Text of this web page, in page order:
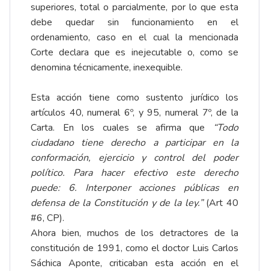
superiores, total o parcialmente, por lo que esta
debe quedar sin funcionamiento en el
ordenamiento, caso en el cual la mencionada
Corte declara que es inejecutable o, como se
denomina técnicamente, inexequible.
Esta acción tiene como sustento jurídico los
artículos 40, numeral 6º, y 95, numeral 7º, de la
Carta. En los cuales se afirma que
“Todo
ciudadano tiene derecho a
participar en la
conformación, ejercicio y control del poder
político. Para hacer efectivo este derecho
puede: 6. Interponer acciones públicas en
defensa de la Constitución y de la ley.”(Art 40
#6, CP).
Ahora bien, muchos de los detractores de la
constitución de 1991, como el doctor Luis Carlos
Sáchica Aponte, criticaban esta acción en el